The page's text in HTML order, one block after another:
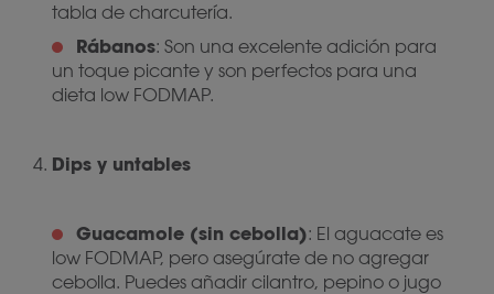
tabla de charcutería.
Rábanos: Son una excelente adición para
un toque picante y son perfectos para una
dieta low FODMAP.
Dips y untables
Guacamole (sin cebolla): El aguacate es
low FODMAP, pero asegúrate de no agregar
cebolla. Puedes añadir cilantro, pepino o jugo